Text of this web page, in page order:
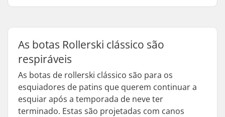
As botas Rollerski clássico são
respiráveis
As botas de rollerski clássico são para os
esquiadores de patins que querem continuar a
esquiar após a temporada de neve ter
terminado. Estas são projetadas com canos